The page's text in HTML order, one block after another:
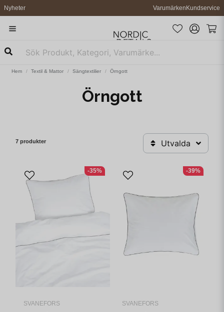
Nyheter VarumärkenKundservice
Hem Textil & Mattor Sängtextilier Örngott
Örngott
7 produkter Utvalda
SVANEFORS
-35%
SVANEFORS
-39%